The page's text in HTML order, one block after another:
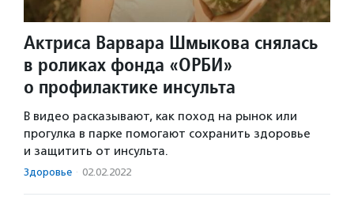
Актриса Варвара Шмыкова снялась
в роликах фонда «ОРБИ»
о профилактике инсульта
В видео расказывают, как поход на рынок или
прогулка в парке помогают сохранить здоровье
и защитить от инсульта.
Здоровье · 02.02.2022